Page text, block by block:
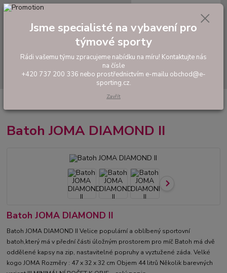
Hledat
tel: +420 737 200 336
0,00 Kč
Sportovní batohy
DIAMOND II
Batoh JOMA DIAMOND II
Batoh JOMA DIAMOND II
Batoh JOMA DIAMOND II Velice populární a oblíbený sportovní
batoh,který má v přední části úložným prostorem pro míč Batoh má dvě
oddělené kapsy na zip, nastavitelné popruhy a vyztužené záda. Velké
kogo JOMA Rozměry : 47 x 32 x 32 cm Objem 44 litrů Několik barevných
Jsme specialisté na vybavení pro
týmové sporty
Rádi vašemu týmu zpracujeme nabídku na míru! Kontaktujte nás
na čísle
+420 737 200 336 nebo prostřednictvím e-mailu obchod@e-
sporting.cz.
Zavřít